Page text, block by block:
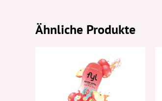
Ähnliche Produkte